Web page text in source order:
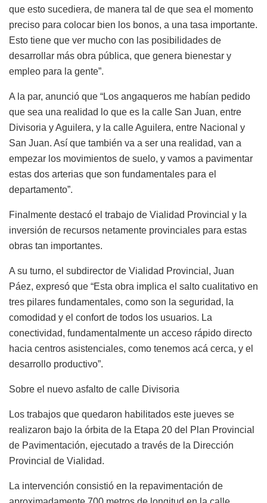
que esto sucediera, de manera tal de que sea el momento
preciso para colocar bien los bonos, a una tasa importante.
Esto tiene que ver mucho con las posibilidades de
desarrollar más obra pública, que genera bienestar y
empleo para la gente”.
A la par, anunció que “Los angaqueros me habían pedido
que sea una realidad lo que es la calle San Juan, entre
Divisoria y Aguilera, y la calle Aguilera, entre Nacional y
San Juan. Así que también va a ser una realidad, van a
empezar los movimientos de suelo, y vamos a pavimentar
estas dos arterias que son fundamentales para el
departamento”.
Finalmente destacó el trabajo de Vialidad Provincial y la
inversión de recursos netamente provinciales para estas
obras tan importantes.
A su turno, el subdirector de Vialidad Provincial, Juan
Páez, expresó que “Esta obra implica el salto cualitativo en
tres pilares fundamentales, como son la seguridad, la
comodidad y el confort de todos los usuarios. La
conectividad, fundamentalmente un acceso rápido directo
hacia centros asistenciales, como tenemos acá cerca, y el
desarrollo productivo”.
Sobre el nuevo asfalto de calle Divisoria
Los trabajos que quedaron habilitados este jueves se
realizaron bajo la órbita de la Etapa 20 del Plan Provincial
de Pavimentación, ejecutado a través de la Dirección
Provincial de Vialidad.
La intervención consistió en la repavimentación de